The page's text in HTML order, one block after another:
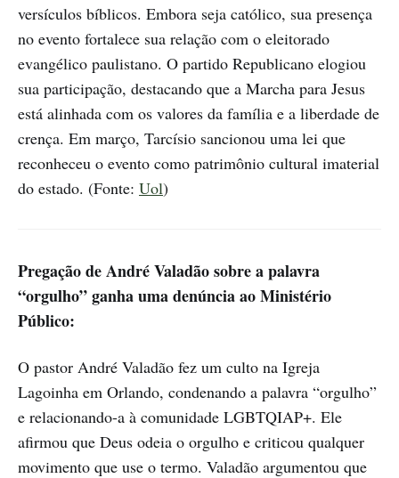
versículos bíblicos. Embora seja católico, sua presença
no evento fortalece sua relação com o eleitorado
evangélico paulistano. O partido Republicano elogiou
sua participação, destacando que a Marcha para Jesus
está alinhada com os valores da família e a liberdade de
crença. Em março, Tarcísio sancionou uma lei que
reconheceu o evento como patrimônio cultural imaterial
do estado. (Fonte: Uol)
Pregação de André Valadão sobre a palavra
“orgulho” ganha uma denúncia ao Ministério
Público:
O pastor André Valadão fez um culto na Igreja
Lagoinha em Orlando, condenando a palavra “orgulho”
e relacionando-a à comunidade LGBTQIAP+. Ele
afirmou que Deus odeia o orgulho e criticou qualquer
movimento que use o termo. Valadão argumentou que